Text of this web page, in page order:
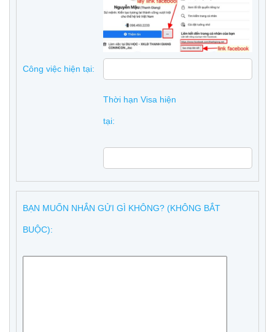
Công việc hiện tại:
Thời hạn Visa hiện
tại:
BẠN MUỐN NHẮN GỬI GÌ KHÔNG? (KHÔNG BẮT
BUỘC):